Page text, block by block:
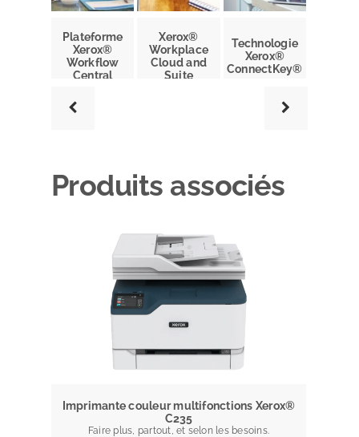
Plateforme
Xerox®
Workflow
Central
Xerox®
Workplace
Cloud and
Suite
Technologie
Xerox®
ConnectKey®
Produits associés
Imprimante couleur multifonctions Xerox®
C235
Faire plus, partout, et selon les besoins.